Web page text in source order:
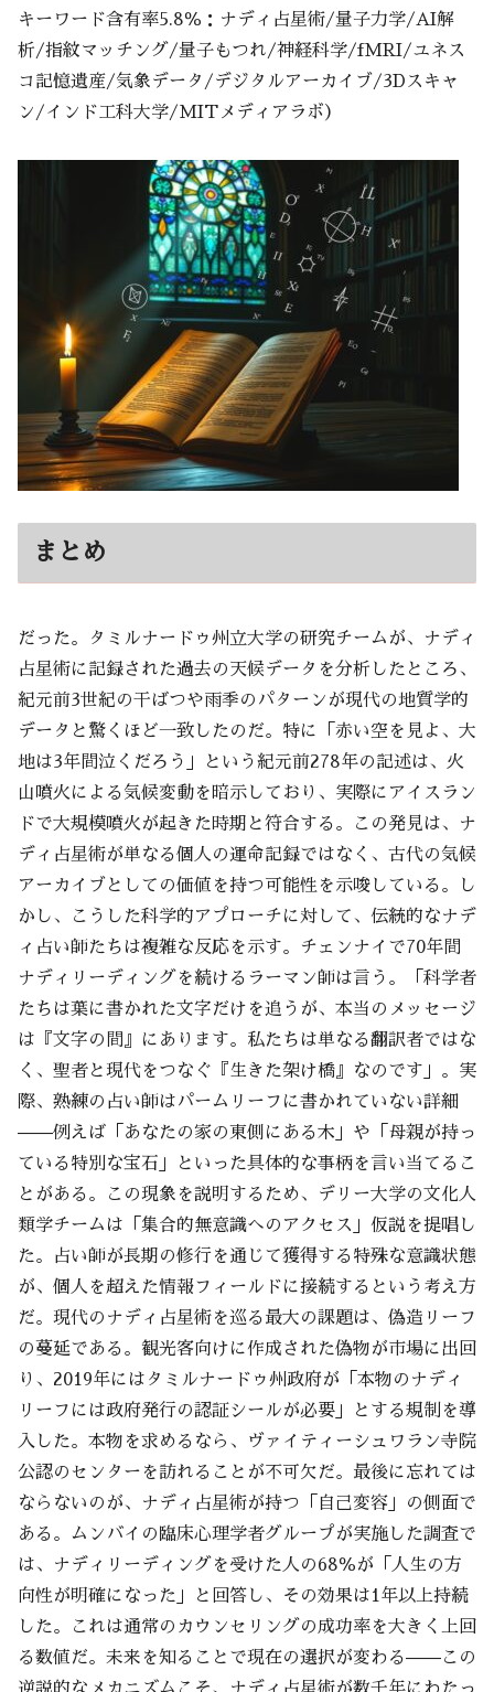
キーワード含有率5.8％：ナディ占星術/量子力学/AI解
析/指紋マッチング/量子もつれ/神経科学/fMRI/ユネス
コ記憶遺産/気象データ/デジタルアーカイブ/3Dスキャ
ン/インド工科大学/MITメディアラボ）
まとめ
だった。タミルナードゥ州立大学の研究チームが、ナディ
占星術に記録された過去の天候データを分析したところ、
紀元前3世紀の干ばつや雨季のパターンが現代の地質学的
データと驚くほど一致したのだ。特に「赤い空を見よ、大
地は3年間泣くだろう」という紀元前278年の記述は、火
山噴火による気候変動を暗示しており、実際にアイスラン
ドで大規模噴火が起きた時期と符合する。この発見は、ナ
ディ占星術が単なる個人の運命記録ではなく、古代の気候
アーカイブとしての価値を持つ可能性を示唆している。し
かし、こうした科学的アプローチに対して、伝統的なナデ
ィ占い師たちは複雑な反応を示す。チェンナイで70年間
ナディリーディングを続けるラーマン師は言う。「科学者
たちは葉に書かれた文字だけを追うが、本当のメッセージ
は『文字の間』にあります。私たちは単なる翻訳者ではな
く、聖者と現代をつなぐ『生きた架け橋』なのです」。実
際、熟練の占い師はパームリーフに書かれていない詳細
——例えば「あなたの家の東側にある木」や「母親が持っ
ている特別な宝石」といった具体的な事柄を言い当てるこ
とがある。この現象を説明するため、デリー大学の文化人
類学チームは「集合的無意識へのアクセス」仮説を提唱し
た。占い師が長期の修行を通じて獲得する特殊な意識状態
が、個人を超えた情報フィールドに接続するという考え方
だ。現代のナディ占星術を巡る最大の課題は、偽造リーフ
の蔓延である。観光客向けに作成された偽物が市場に出回
り、2019年にはタミルナードゥ州政府が「本物のナディ
リーフには政府発行の認証シールが必要」とする規制を導
入した。本物を求めるなら、ヴァイティーシュワラン寺院
公認のセンターを訪れることが不可欠だ。最後に忘れては
ならないのが、ナディ占星術が持つ「自己変容」の側面で
ある。ムンバイの臨床心理学者グループが実施した調査で
は、ナディリーディングを受けた人の68％が「人生の方
向性が明確になった」と回答し、その効果は1年以上持続
した。これは通常のカウンセリングの成功率を大きく上回
る数値だ。未来を知ることで現在の選択が変わる——この